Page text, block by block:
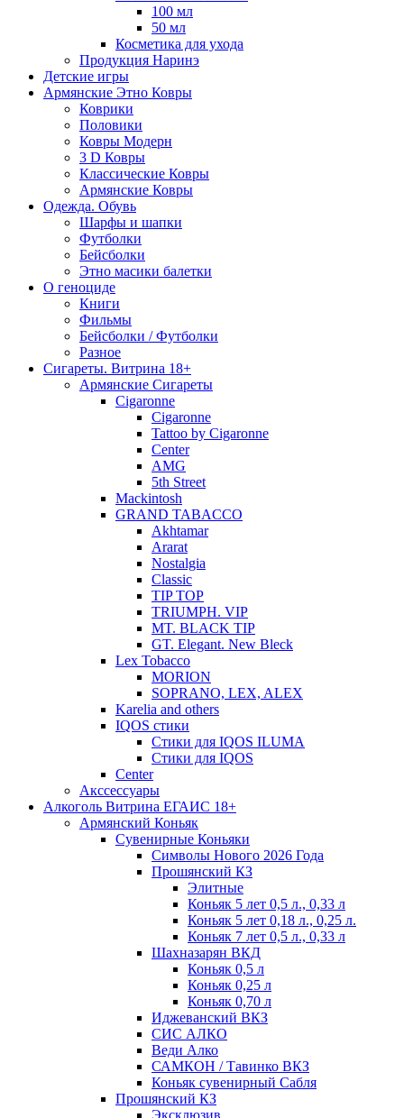
100 мл
50 мл
Косметика для ухода
Продукция Наринэ
Детские игры
Армянские Этно Ковры
Коврики
Половики
Ковры Модерн
3 D Ковры
Классические Ковры
Армянские Ковры
Одежда. Обувь
Шарфы и шапки
Футболки
Бейсболки
Этно масики балетки
О геноциде
Книги
Фильмы
Бейсболки / Футболки
Разное
Сигареты. Витрина 18+
Армянские Сигареты
Cigaronne
Cigaronne
Tattoo by Cigaronne
Center
AMG
5th Street
Mackintosh
GRAND TABACCO
Akhtamar
Ararat
Nostalgia
Classic
TIP TOP
TRIUMPH. VIP
MT. BLACK TIP
GT. Elegant. New Bleck
Lex Tobacco
MORION
SOPRANO, LEX, ALEX
Karelia and others
IQOS стики
Стики для IQOS ILUMA
Стики для IQOS
Сenter
Акссессуары
Алкоголь Витрина ЕГАИС 18+
Армянский Коньяк
Сувенирные Коньяки
Символы Нового 2026 Года
Прошянский КЗ
Элитные
Коньяк 5 лет 0,5 л., 0,33 л
Коньяк 5 лет 0,18 л., 0,25 л.
Коньяк 7 лет 0,5 л., 0,33 л
Шахназарян ВКД
Коньяк 0,5 л
Коньяк 0,25 л
Коньяк 0,70 л
Иджеванский ВКЗ
СИС АЛКО
Веди Алко
САМКОН / Тавинко ВКЗ
Коньяк сувенирный Сабля
Прошянский КЗ
Эксклюзив